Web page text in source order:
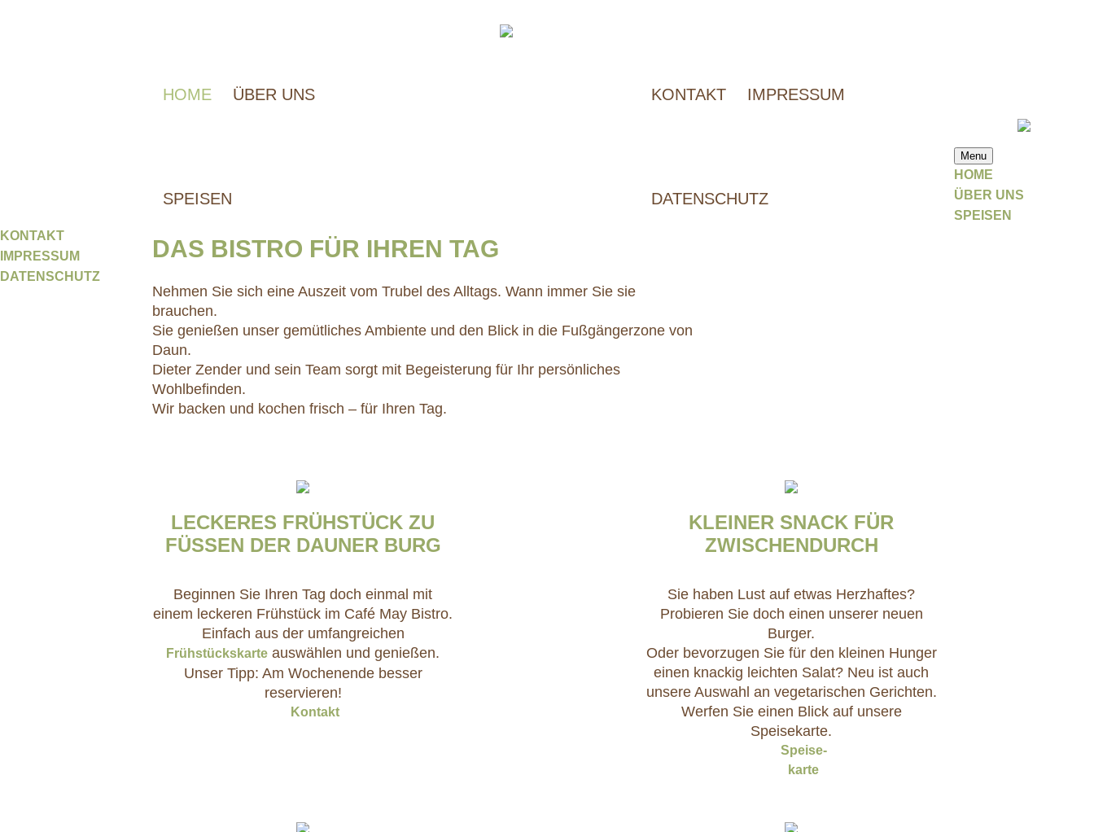
HOME ÜBER UNS
SPEISEN
KONTAKT IMPRESSUM
DATENSCHUTZ
Menu
HOME
ÜBER UNS
SPEISEN
KONTAKT
IMPRESSUM
DATENSCHUTZ
DAS BISTRO FÜR IHREN TAG
Nehmen Sie sich eine Auszeit vom Trubel des Alltags. Wann immer Sie sie
brauchen.
Sie genießen unser gemütliches Ambiente und den Blick in die Fußgängerzone von
Daun.
Dieter Zender und sein Team sorgt mit Begeisterung für Ihr persönliches
Wohlbefinden.
Wir backen und kochen frisch – für Ihren Tag.
LECKERES FRÜHSTÜCK ZU
FÜSSEN DER DAUNER BURG
Beginnen Sie Ihren Tag doch einmal mit
einem leckeren Frühstück im Café May Bistro.
Einfach aus der umfangreichen
Frühstückskarte auswählen und genießen.
Unser Tipp: Am Wochenende besser
reservieren!
Kontakt
KLEINER SNACK FÜR
ZWISCHENDURCH
Sie haben Lust auf etwas Herzhaftes?
Probieren Sie doch einen unserer neuen
Burger.
Oder bevorzugen Sie für den kleinen Hunger
einen knackig leichten Salat? Neu ist auch
unsere Auswahl an vegetarischen Gerichten.
Werfen Sie einen Blick auf unsere
Speisekarte.
Speise-
karte